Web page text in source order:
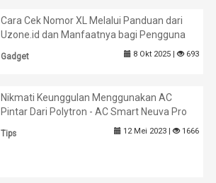
Cara Cek Nomor XL Melalui Panduan dari
Uzone.id dan Manfaatnya bagi Pengguna
Gadget 8 Okt 2025 | 693
Nikmati Keunggulan Menggunakan AC
Pintar Dari Polytron - AC Smart Neuva Pro
Tips 12 Mei 2023 | 1666